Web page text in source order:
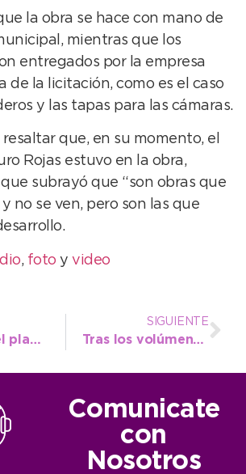
la obra se hace con mano de
mientras que los
entregados por la empresa
de la licitación, como es el caso
y las tapas para las cámaras.
que, en su momento, el
Rojas estuvo en la obra,
subrayó que “son obras que
no se ven, pero son las que
, foto y video
Se retoma el plan estratégico de recuperación de calles en Quequén y Necochea
SIGUIENTE
Tras los volúmenes de lluvias, el Ente Vial despliega sus máquinas por los caminos rurales
Comunicate
con
Nosotros